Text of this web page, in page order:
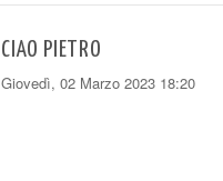
CIAO PIETRO
Giovedì, 02 Marzo 2023 18:20